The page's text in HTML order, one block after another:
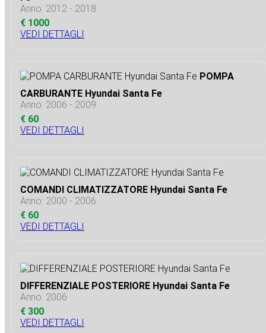
Anno: 2012 - 2018
€ 1000
VEDI DETTAGLI
POMPA
CARBURANTE Hyundai Santa Fe
Anno: 2006 - 2009
€ 60
VEDI DETTAGLI
COMANDI CLIMATIZZATORE Hyundai Santa Fe
Anno: 2000 - 2006
€ 60
VEDI DETTAGLI
DIFFERENZIALE POSTERIORE Hyundai Santa Fe
Anno: 2006
€ 300
VEDI DETTAGLI